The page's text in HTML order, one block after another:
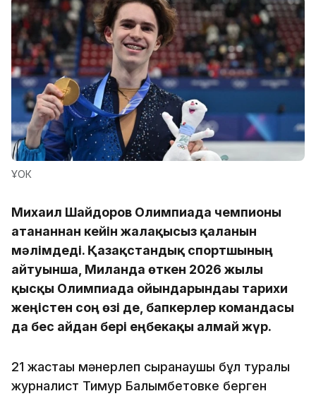
ҰОК
Михаил Шайдоров Олимпиада чемпионы
атанғаннан кейін жалақысыз қалғанын
мәлімдеді. Қазақстандық спортшының
айтуынша, Миланда өткен 2026 жылғы
қысқы Олимпиада ойындарындағы тарихи
жеңістен соң өзі де, бапкерлер командасы
да бес айдан бері еңбекақы алмай жүр.
21 жастағы мәнерлеп сырғанаушы бұл туралы
журналист Тимур Балымбетовке берген